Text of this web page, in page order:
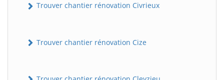
Trouver chantier rénovation Civrieux
Trouver chantier rénovation Cize
BatiWebPro